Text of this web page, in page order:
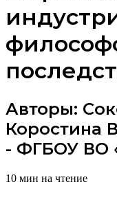
Авторы:
Коростина
- ФГБОУ ВО
10 мин на чтение